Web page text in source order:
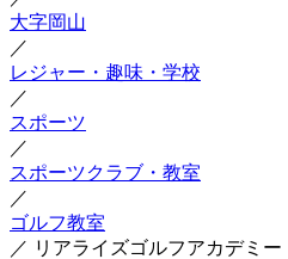
大字岡山
／
レジャー・趣味・学校
／
スポーツ
／
スポーツクラブ・教室
／
ゴルフ教室
／ リアライズゴルフアカデミー